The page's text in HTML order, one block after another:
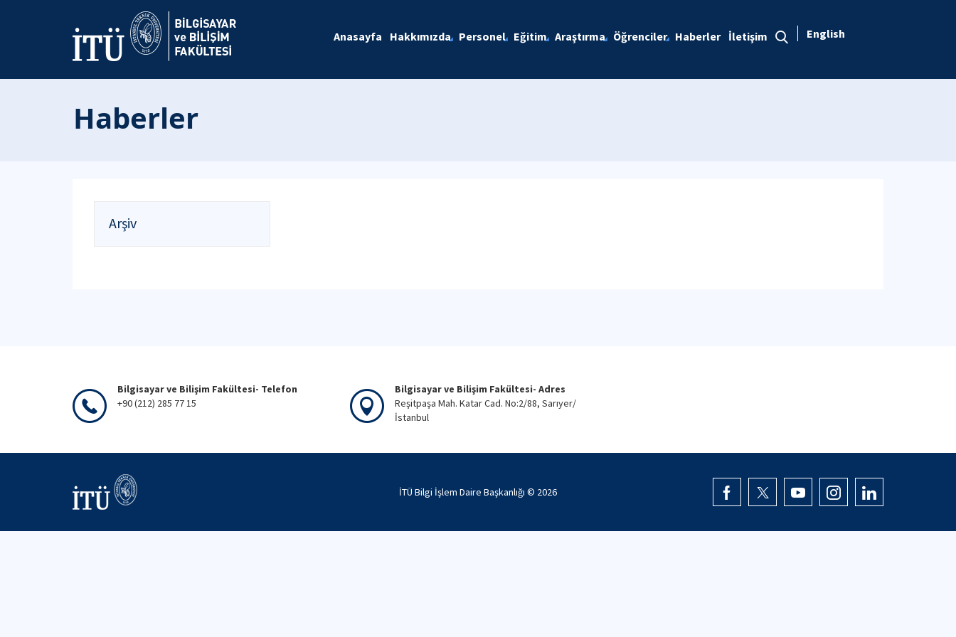
Anasayfa Hakkımızda Personel Eğitim Araştırma Öğrenciler Haberler İletişim English
Haberler
Arşiv
Bilgisayar ve Bilişim Fakültesi- Telefon
+90 (212) 285 77 15
Bilgisayar ve Bilişim Fakültesi- Adres
Reşitpaşa Mah. Katar Cad. No:2/88, Sarıyer/
İstanbul
İTÜ Bilgi İşlem Daire Başkanlığı © 2026